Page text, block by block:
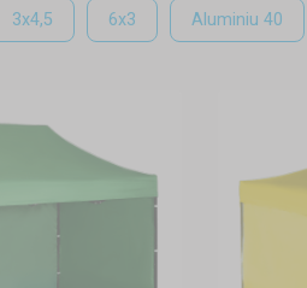
care aveți nevoie când faceți un
nisipului în care se joacă
de a alege între oțel
problemă chiar și în mașini mai
orice eveniment de familie poate
3x4,5 6x3 Aluminiu 40